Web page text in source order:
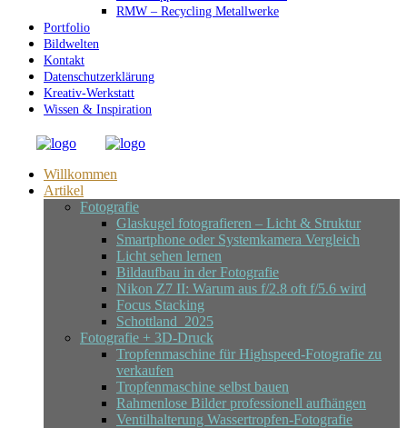
RMW – Recycling Metallwerke
Portfolio
Bildwelten
Kontakt
Datenschutzerklärung
Kreativ-Werkstatt
Wissen & Inspiration
Willkommen
Artikel
Fotografie
Glaskugel fotografieren – Licht & Struktur
Smartphone oder Systemkamera Vergleich
Licht sehen lernen
Bildaufbau in der Fotografie
Nikon Z7 II: Warum aus f/2.8 oft f/5.6 wird
Focus Stacking
Schottland_2025
Fotografie + 3D-Druck
Tropfenmaschine für Highspeed-Fotografie zu
verkaufen
Tropfenmaschine selbst bauen
Rahmenlose Bilder professionell aufhängen
Ventilhalterung Wassertropfen-Fotografie